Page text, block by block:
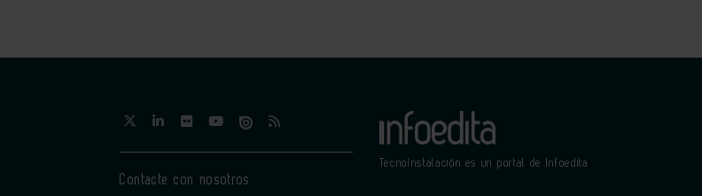
Contacte con nosotros
TecnoInstalación es un portal de Infoedita